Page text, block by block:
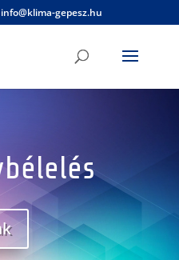
info@klima-gepesz.hu